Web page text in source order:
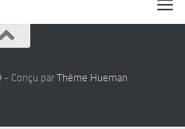
- Conçu par Thème Hueman